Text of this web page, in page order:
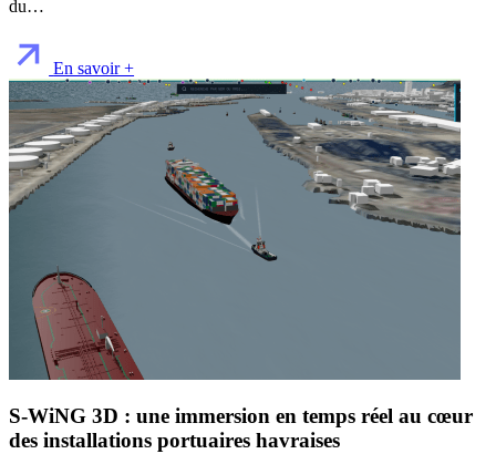
du…
En savoir +
S-WiNG 3D : une immersion en temps réel au cœur
des installations portuaires havraises